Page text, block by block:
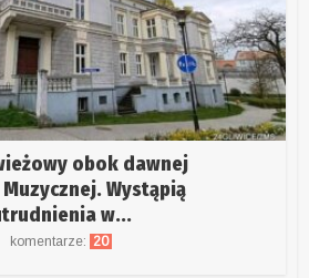
obok dawnej
Wystąpią
w...
komentarze: 20